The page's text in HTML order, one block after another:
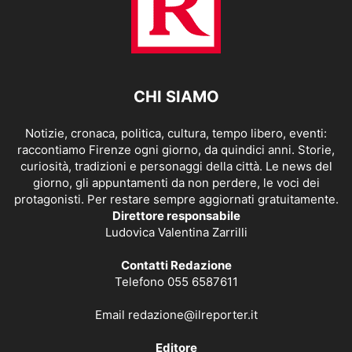
CHI SIAMO
Notizie, cronaca, politica, cultura, tempo libero, eventi:
raccontiamo Firenze ogni giorno, da quindici anni. Storie,
curiosità, tradizioni e personaggi della città. Le news del
giorno, gli appuntamenti da non perdere, le voci dei
protagonisti. Per restare sempre aggiornati gratuitamente.
Direttore responsabile
Ludovica Valentina Zarrilli
Contatti Redazione
Telefono 055 6587611
Email redazione@ilreporter.it
Editore